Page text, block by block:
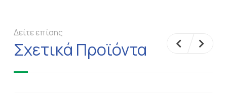
Δείτε επίσης
Σχετικά Προϊόντα